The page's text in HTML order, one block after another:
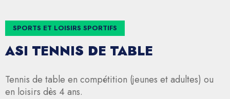
SPORTS ET LOISIRS SPORTIFS
ASI TENNIS DE TABLE
Tennis de table en compétition (jeunes et adultes) ou
en loisirs dès 4 ans.